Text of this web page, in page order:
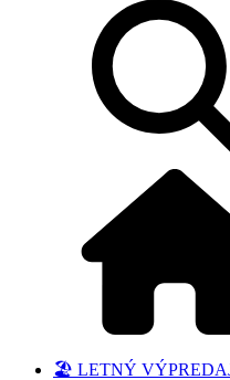
🏖️ LETNÝ